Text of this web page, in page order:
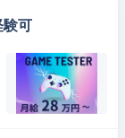
験可